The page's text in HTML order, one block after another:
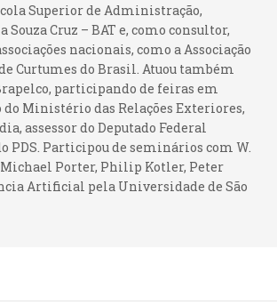
Superior de Administração,
Cruz – BAT e, como consultor,
nacionais, como a Associação
Curtumes do Brasil. Atuou também
participando de feiras em
Ministério das Relações Exteriores,
assessor do Deputado Federal
PDS. Participou de seminários com W.
Michael Porter, Philip Kotler, Peter
Artificial pela Universidade de São